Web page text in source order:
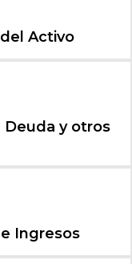
Activo
Deuda y otros
Ingresos